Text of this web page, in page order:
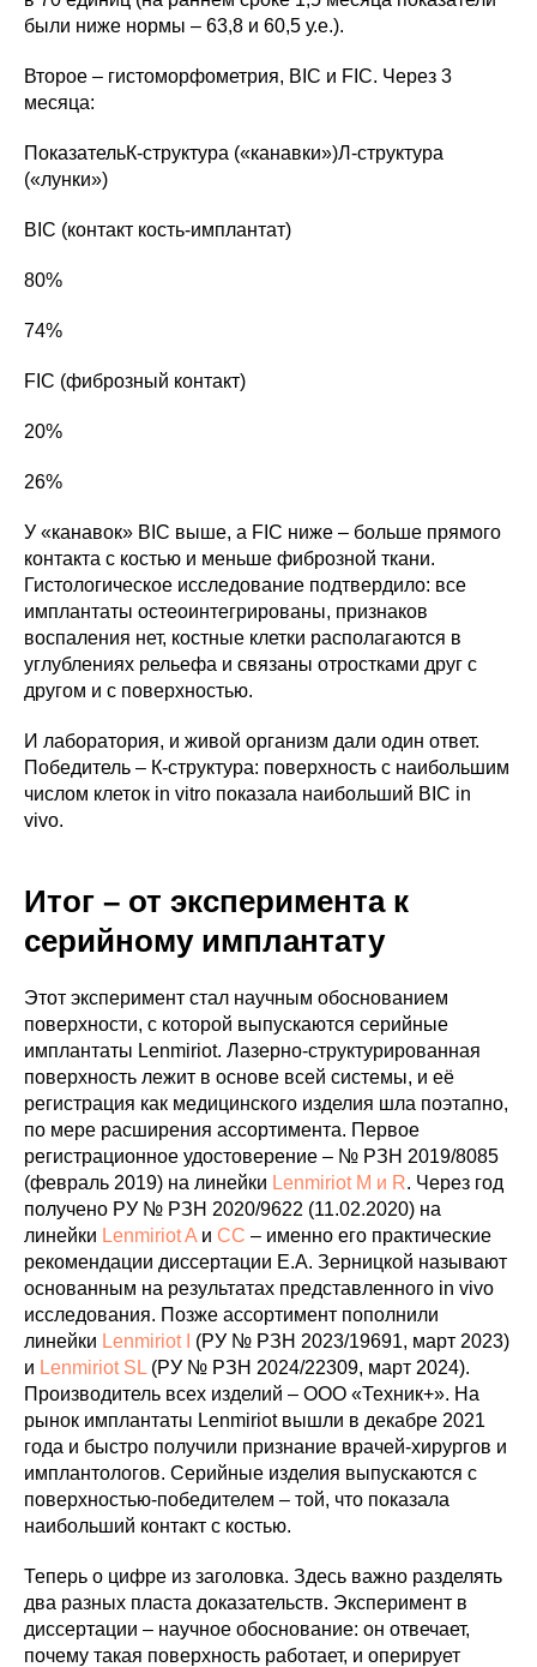
были ниже нормы – 63,8 и 60,5 у.е.).
Второе – гистоморфометрия, BIC и FIC. Через 3
месяца:
ПоказательК-структура («канавки»)Л-структура
(«лунки»)
BIC (контакт кость-имплантат)
80%
74%
FIC (фиброзный контакт)
20%
26%
У «канавок» BIC выше, а FIC ниже – больше прямого
контакта с костью и меньше фиброзной ткани.
Гистологическое исследование подтвердило: все
имплантаты остеоинтегрированы, признаков
воспаления нет, костные клетки располагаются в
углублениях рельефа и связаны отростками друг с
другом и с поверхностью.
И лаборатория, и живой организм дали один ответ.
Победитель – К-структура: поверхность с наибольшим
числом клеток in vitro показала наибольший BIC in
vivo.
Итог – от эксперимента к
серийному имплантату
Этот эксперимент стал научным обоснованием
поверхности, с которой выпускаются серийные
имплантаты Lenmiriot. Лазерно-структурированная
поверхность лежит в основе всей системы, и её
регистрация как медицинского изделия шла поэтапно,
по мере расширения ассортимента. Первое
регистрационное удостоверение – № РЗН 2019/8085
(февраль 2019) на линейки Lenmiriot M и R. Через год
получено РУ № РЗН 2020/9622 (11.02.2020) на
линейки Lenmiriot A и CC – именно его практические
рекомендации диссертации Е.А. Зерницкой называют
основанным на результатах представленного in vivo
исследования. Позже ассортимент пополнили
линейки Lenmiriot I
(РУ № РЗН 2023/19691, март 2023)
и Lenmiriot SL (РУ № РЗН 2024/22309, март 2024).
Производитель всех изделий – ООО «Техник+». На
рынок имплантаты Lenmiriot вышли в декабре 2021
года и быстро получили признание врачей-хирургов и
имплантологов. Серийные изделия выпускаются с
поверхностью-победителем – той, что показала
наибольший контакт с костью.
Теперь о цифре из заголовка. Здесь важно разделять
два разных пласта доказательств. Эксперимент в
диссертации – научное обоснование: он отвечает,
почему такая поверхность работает, и оперирует